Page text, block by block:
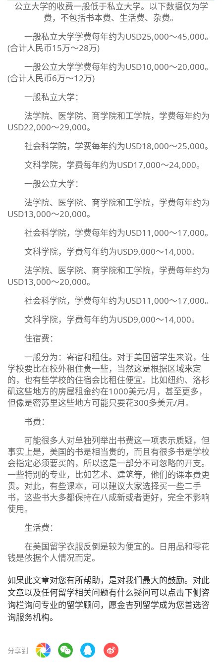
公立大学的收费一般低于私立大学。以下数据仅为学
费，不包括书本费、生活费、杂费。
一般私立大学学费每年约为USD25,000～45,000。
(合计人民币15万～28万)
一般公立大学学费每年约为USD10,000～20,000。
(合计人民币6万～12万)
一般私立大学：
法学院、医学院、商学院和工学院，学费每年约为
USD22,000～29,000。
社会科学院，学费每年约为USD18,000～25,000。
文科学院，学费每年约为USD17,000～24,000。
一般公立大学：
法学院、医学院、商学院和工学院，学费每年约为
USD13,000～20,000。
社会科学院，学费每年约为USD11,000～17,000。
文科学院，学费每年约为USD9,000～14,000。
法学院、医学院、商学院和工学院，学费每年约为
USD13,000～20,000。
社会科学院，学费每年约为USD11,000～17,000。
文科学院，学费每年约为USD9,000～14,000。
住宿费：
一般分为：寄宿和租住。对于美国留学生来说，住
学校要比在校外租住贵一些，当然这是根据区域来定
的，也有些学校的住宿会比租住便宜。比如纽约、洛杉
矶这些地方的房屋租金约在1000美元/月，甚至更多，
但像是密苏里这些地方可能只要花300多美元/月。
书费：
可能很多人对单独列举出书费这一项表示质疑，但
事实上是，美国的书是相当贵的，而且有很多书是学校
会指定必须要买的，所以这是一部分不可忽略的开支。
一些特别的专业，比如艺术、建筑等，他们的课本费更
贵。对此，有些课本，可以建议大家选择买一些二手
书，这些书大多都保持在八成新或者更好，完全不影响
使用。
生活费：
在美国留学衣服反倒是较为便宜的。日用品和零花
钱是依据个人情况而定。
如果此文章对您有所帮助，是对我们最大的鼓励。对此
文章以及任何留学相关问题有什么疑问可以点击下侧咨
询栏询问专业的留学顾问，愿金吉列留学成为您首选咨
询服务机构。
分享到